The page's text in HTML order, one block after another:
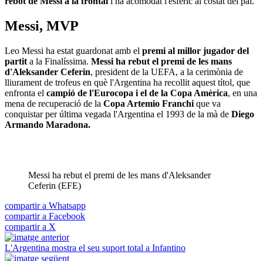
Messi, MVP
Leo Messi ha estat guardonat amb el premi al millor jugador del
partit a la Finalíssima. Messi ha rebut el premi de les mans
d'Aleksander Ceferin, president de la UEFA, a la cerimònia de
lliurament de trofeus en què l'Argentina ha recollit aquest títol, que
enfronta el campió de l'Eurocopa i el de la Copa Amèrica, en una
mena de recuperació de la Copa Artemio Franchi que va
conquistar per última vegada l'Argentina el 1993 de la mà de Diego
Armando Maradona.
Messi ha rebut el premi de les mans d'Aleksander
Ceferin (EFE)
compartir a Whatsapp
compartir a Facebook
compartir a X
L'Argentina mostra el seu suport total a Infantino